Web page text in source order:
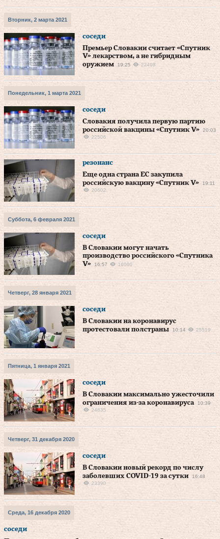
Вторник, 2 марта 2021
соседи
Премьер Словакии считает «Спутник
V» лекарством, а не гибридным
оружием
19:25 22498
Понедельник, 1 марта 2021
соседи
Словакия получила первую партию
российской вакцины «Спутник V»
20:03
22506
резонанс
Еще одна страна ЕС закупила
российскую вакцину «Спутник V»
19:11
20602
Суббота, 6 февраля 2021
соседи
В Словакии могут начать
производство российского «Спутника
V»
16:57 16000
Четверг, 28 января 2021
соседи
В Словакии на коронавирус
протестовали полстраны
10:14 25519
Пятница, 1 января 2021
соседи
В Словакии максимально ужесточили
ограничения из-за коронавируса
10:39
24835
Четверг, 31 декабря 2020
соседи
В Словакии новый рекорд по числу
заболевших COVID-19 за сутки
16:48
23390
Среда, 16 декабря 2020
соседи